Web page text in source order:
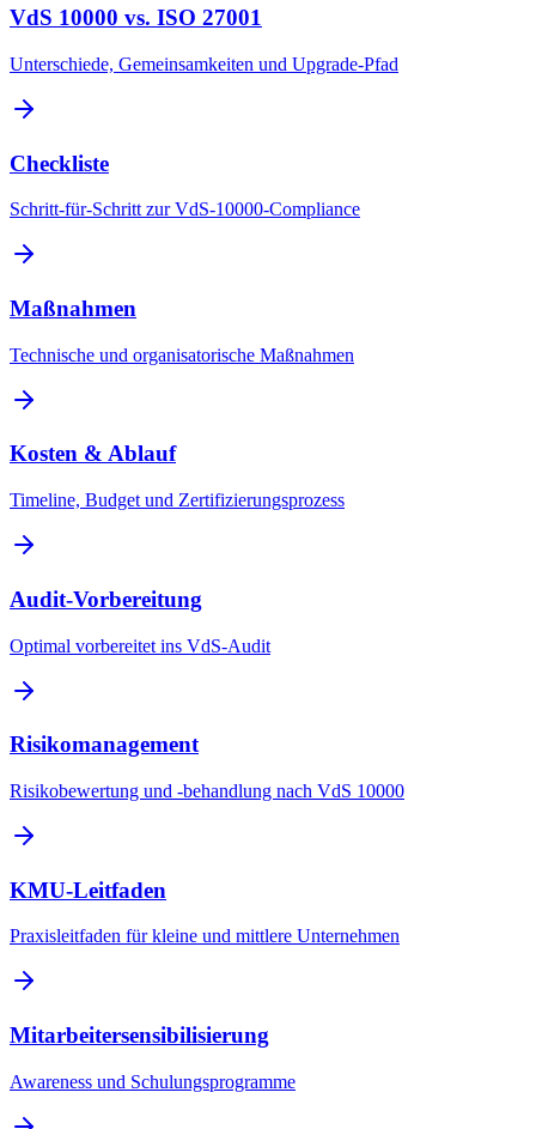
VdS 10000 vs. ISO 27001
Unterschiede, Gemeinsamkeiten und Upgrade-Pfad
Checkliste
Schritt-für-Schritt zur VdS-10000-Compliance
Maßnahmen
Technische und organisatorische Maßnahmen
Kosten & Ablauf
Timeline, Budget und Zertifizierungsprozess
Audit-Vorbereitung
Optimal vorbereitet ins VdS-Audit
Risikomanagement
Risikobewertung und -behandlung nach VdS 10000
KMU-Leitfaden
Praxisleitfaden für kleine und mittlere Unternehmen
Mitarbeitersensibilisierung
Awareness und Schulungsprogramme